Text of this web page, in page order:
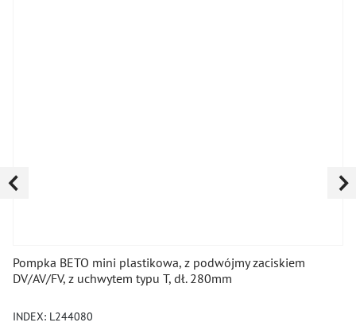
Pompka BETO mini plastikowa, z podwójmy zaciskiem
DV/AV/FV, z uchwytem typu T, dł. 280mm
INDEX: L244080